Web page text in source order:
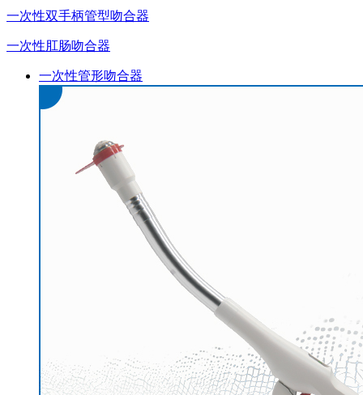
一次性双手柄管型吻合器
一次性肛肠吻合器
一次性管形吻合器